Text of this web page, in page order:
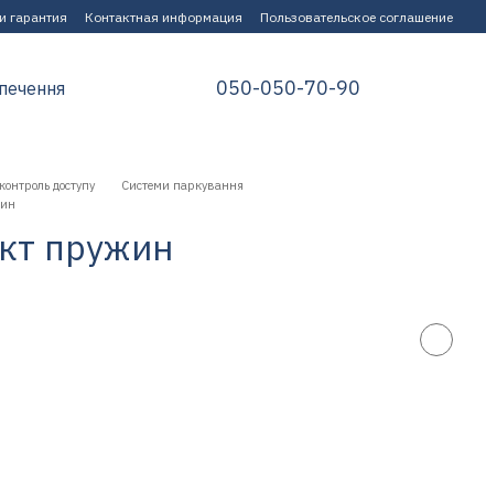
гарантия Контактная информация Пользовательское соглашение
050-050-70-90
доступу
Системи паркування
пружин